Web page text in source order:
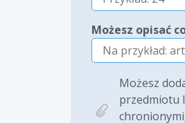
Możesz opisać
Możesz
przedmiotu